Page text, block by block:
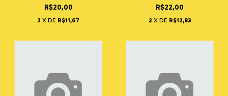
R$20,00
2 X DE R$11,67
R$22,00
2 X DE R$12,83